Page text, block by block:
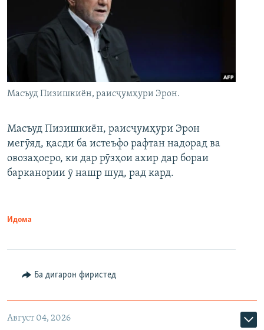
Масъуд Пизишкиён, раисҷумҳури Эрон.
Масъуд Пизишкиён, раисҷумҳури Эрон
мегӯяд, қасди ба истеъфо рафтан надорад ва
овозаҳоеро, ки дар рӯзҳои ахир дар бораи
барканории ӯ нашр шуд, рад кард.
Идома
Ба дигарон фиристед
Август 04, 2026